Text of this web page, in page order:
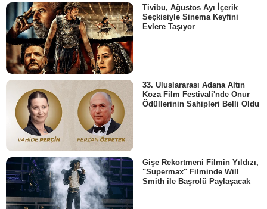
Tivibu, Ağustos Ayı İçerik
Seçkisiyle Sinema Keyfini
Evlere Taşıyor
33. Uluslararası Adana Altın
Koza Film Festivali'nde Onur
Ödüllerinin Sahipleri Belli Oldu
Gişe Rekortmeni Filmin Yıldızı,
"Supermax" Filminde Will
Smith ile Başrolü Paylaşacak